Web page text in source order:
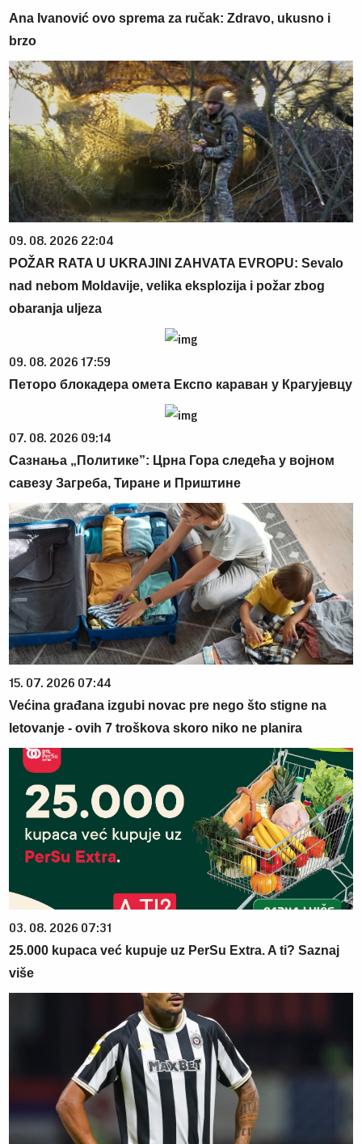
Ana Ivanović ovo sprema za ručak: Zdravo, ukusno i
brzo
09. 08. 2026 22:04
POŽAR RATA U UKRAJINI ZAHVATA EVROPU: Sevalo
nad nebom Moldavije, velika eksplozija i požar zbog
obaranja uljeza
09. 08. 2026 17:59
Петоро блокадера омета Експо караван у Крагујевцу
07. 08. 2026 09:14
Сазнања „Политике”: Црна Гора следећа у војном
савезу Загреба, Тиране и Приштине
15. 07. 2026 07:44
Većina građana izgubi novac pre nego što stigne na
letovanje - ovih 7 troškova skoro niko ne planira
03. 08. 2026 07:31
25.000 kupaca već kupuje uz PerSu Extra. A ti? Saznaj
više